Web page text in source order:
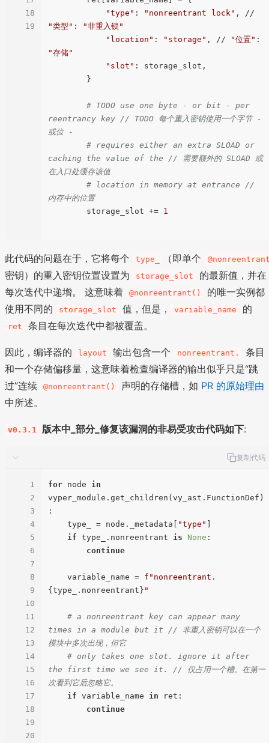
18
19
"type" : "nonreentrant lock"
"类型" :
"非重入锁"
"location" : "storage" , // "位置"
"存储"
"slot" : storage_slot,
# TODO use one byte - or bit - per
reentrancy key // TODO 每个重入密钥使用一个字节 -
或位 -
# requires either an extra SLOAD or
caching the value of the // 需要额外的 SLOAD 或
在入口处缓存该值
# location in memory at entrance //
内存中的位置
        storage_slot +=
1
此代码的问题在于，它将每个 type_ （即单个
密钥）的重入密钥位置设置为 storage_slot
的最新值，并在
每次迭代中递增。 这意味着
@nonreentrant()
的唯一实例都
使用不同的
storage_slot 值，但是， variable_name 的
ret 条目在每次迭代中都被覆盖。
因此，编译器的 layout 输出包含一个 nonreentrant.
条目
和一个存储偏移量，这意味着检查编译器的输出似乎只是“跳
过”连续
@nonreentrant() 声明的存储槽，如 PR 的原始理由
中所述。
v0.3.1 版本中_部分_修复该漏洞的非易受攻击代码如下:
复制代码
1
2
3
4
5
6
7
8
9
10
11
12
13
14
15
16
17
18
19
20
for node in
vyper_module.get_children(vy_ast.FunctionDef)
:
    type_ = node._metadata[
"type"
if type_.nonreentrant is None :
continue
    variable_name =
f"nonreentrant.
{type_.nonreentrant} "
# a nonreentrant key can appear many
times in a module but it // 非重入密钥可以在一个
模块中多次出现，但它
# only takes one slot. ignore it after
the first time we see it. // 仅占用一个槽。在第一
次看到它后忽略它。
if variable_name in ret:
continue